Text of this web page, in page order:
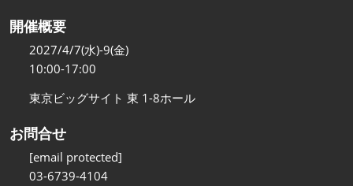
開催概要
2027/4/7(水)-9(金)
10:00-17:00
東京ビッグサイト 東 1-8ホール
お問合せ
[email protected]
03-6739-4104